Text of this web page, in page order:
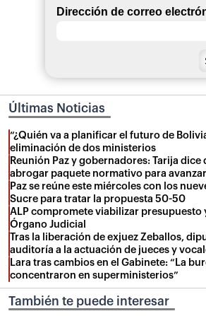
Dirección de correo
Últimas Noticias
“¿Quién va a planificar el futuro de
eliminación de dos ministerios
Reunión Paz y gobernadores: Tarija dice
abrogar paquete normativo para
Paz se reúne este miércoles con los
Sucre para tratar la propuesta 50-50
ALP compromete viabilizar presupuesto
Órgano Judicial
Tras la liberación de exjuez Zeballos,
auditoría a la actuación de jueces y
Lara tras cambios en el Gabinete: “La
concentraron en superministerios”
También te puede interesar